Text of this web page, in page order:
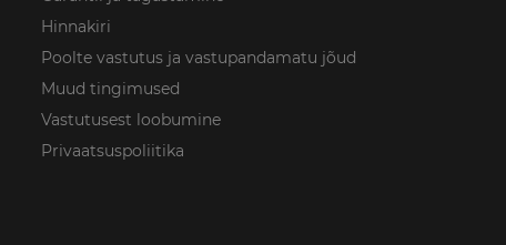
Hinnakiri
Poolte vastutus ja vastupandamatu jõud
Muud tingimused
Vastutusest loobumine
Privaatsuspoliitika